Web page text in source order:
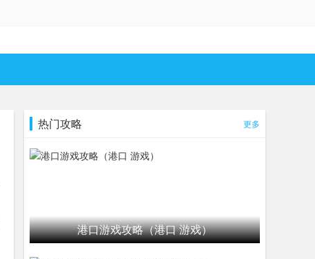
热门攻略 更多
港口游戏攻略（港口 游戏）